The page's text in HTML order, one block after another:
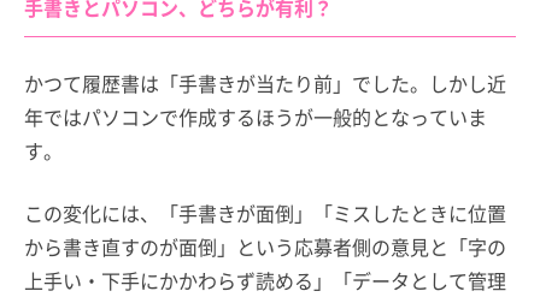
手書きとパソコン、どちらが有利？
かつて履歴書は「手書きが当たり前」でした。しかし近
年ではパソコンで作成するほうが一般的となっていま
す。
この変化には、「手書きが面倒」「ミスしたときに位置
から書き直すのが面倒」という応募者側の意見と「字の
上手い・下手にかかわらず読める」「データとして管理